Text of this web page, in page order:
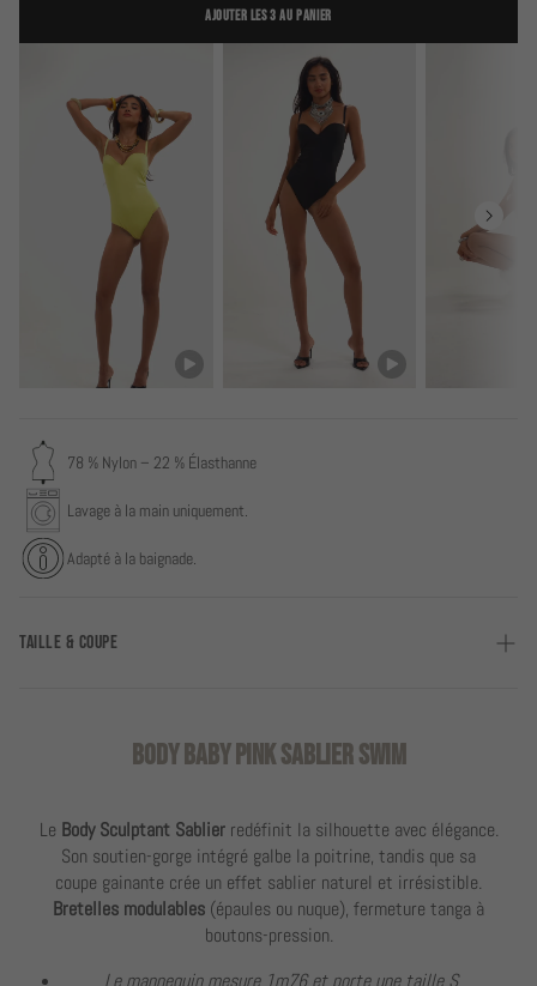
AJOUTER LES 3 AU PANIER
78 % Nylon – 22 % Élasthanne
Lavage à la main uniquement.
Adapté à la baignade.
TAILLE & COUPE
• Coupe sculptante pour un effet taille affinée et des hanches
la poitrine.
• Bretelles réglables pouvant se porter droites ou nouées derrière la
nuque selon vos envies.
• Fermeture tanga par boutons-pression pour plus de praticité.
BODY BABY PINK SABLIER SWIM
Le Body Sculptant Sablierredéfinit la silhouette avec élégance.
Son soutien-gorge intégré galbe la poitrine, tandis que sa
coupe gainante crée un effet sablier naturel et irrésistible.
Bretelles modulables (épaules ou nuque), fermeture tanga à
boutons-pression.